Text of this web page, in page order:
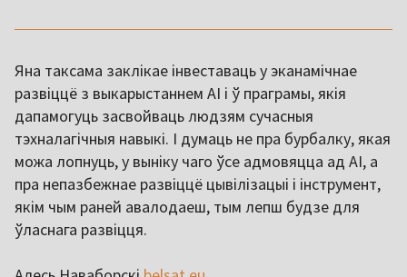
Яна таксама заклікае інвеставаць у эканамічнае
развіццё з выкарыстаннем AI і ў праграмы, якія
дапамогуць засвойваць людзям сучасныя
тэхналагічныя навыкі. І думаць не пра бурбалку, якая
можа лопнуць, у выніку чаго ўсе адмовяцца ад AI, а
пра непазбежнае развіццё цывілізацыі і інструмент,
якім чым раней авалодаеш, тым лепш будзе для
ўласнага развіцця.